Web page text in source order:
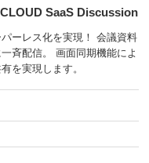
SaaS Discussion
ーレス化を実現！ 会議資料
斉配信。 画面同期機能によ
を実現します。